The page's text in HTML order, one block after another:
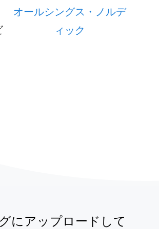
オールシングス・ノルデ
ィック
にアップロードして